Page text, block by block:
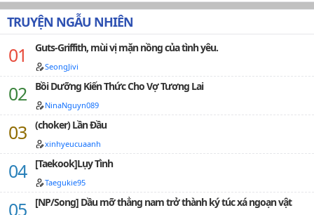
cô như ngày nào, bí mật thân phận của cô dần hé lộ,
chuyện tình của hai người chính thức bắt đầu.P/s: Đây
là tác phẩm đầu tay của mình mong mọi người ủng
hộ…
TRUYỆN NGẪU NHIÊN
Guts-Griffith, mùi vị mặn nồng của tình yêu.
SeongJivi
Bồi Dưỡng Kiến Thức Cho Vợ Tương Lai
NinaNguyn089
(choker) Lần Đầu
xinhyeucuaanh
[Taekook]Lụy Tình
Taegukie95
[NP/Song] Dầu mỡ thẳng nam trở thành ký túc xá ngoạn vật